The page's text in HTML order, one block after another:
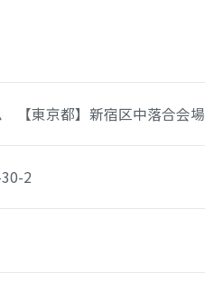
【東京都】新宿区中落合会場
2